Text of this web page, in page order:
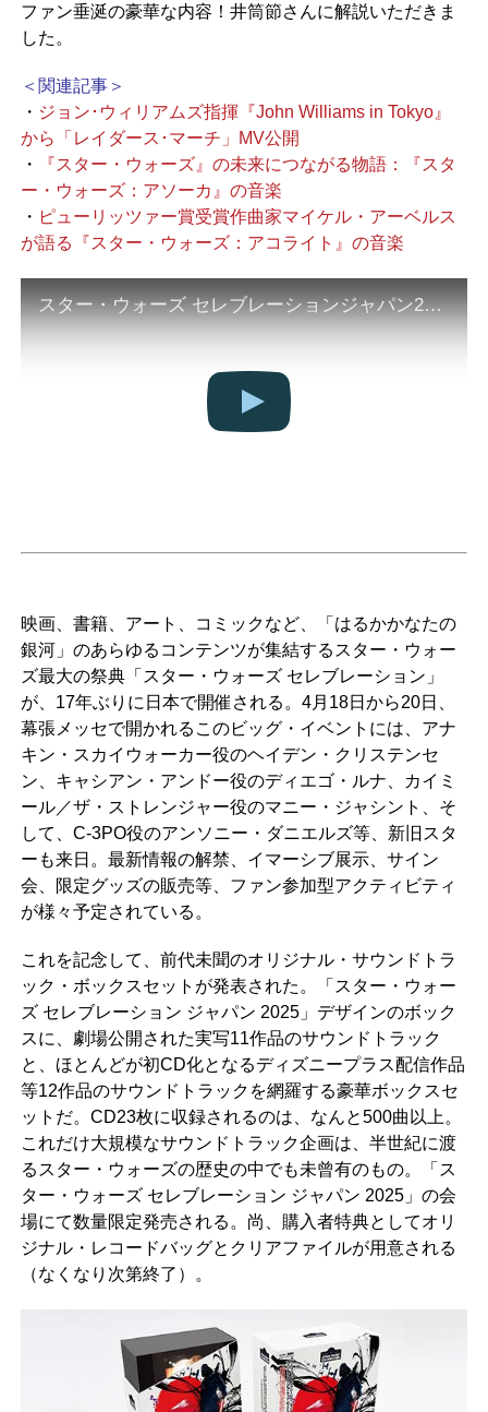
ファン垂涎の豪華な内容！井筒節さんに解説いただきま
した。
＜関連記事＞
・ ジョン･ウィリアムズ指揮『John Williams in Tokyo』
から「レイダース･マーチ」MV公開
・
『スター・ウォーズ』の未来につながる物語：『スタ
ー・ウォーズ：アソーカ』の音楽
・ ピューリッツァー賞受賞作曲家マイケル・アーベルス
が語る『スター・ウォーズ：アコライト』の音楽
スター・ウォーズ セレブレーションジャパン2025／チケット発売記念｜特別動画
映画、書籍、アート、コミックなど、「はるかかなたの
銀河」のあらゆるコンテンツが集結するスター・ウォー
ズ最大の祭典「スター・ウォーズ セレブレーション」
が、17年ぶりに日本で開催される。4月18日から20日、
幕張メッセで開かれるこのビッグ・イベントには、アナ
キン・スカイウォーカー役のヘイデン・クリステンセ
ン、キャシアン・アンドー役のディエゴ・ルナ、カイミ
ール／ザ・ストレンジャー役のマニー・ジャシント、そ
して、C-3PO役のアンソニー・ダニエルズ等、新旧スタ
ーも来日。最新情報の解禁、イマーシブ展示、サイン
会、限定グッズの販売等、ファン参加型アクティビティ
が様々予定されている。
これを記念して、前代未聞のオリジナル・サウンドトラ
ック・ボックスセットが発表された。「スター・ウォー
ズ セレブレーション ジャパン 2025」デザインのボック
スに、劇場公開された実写11作品のサウンドトラック
と、ほとんどが初CD化となるディズニープラス配信作品
等12作品のサウンドトラックを網羅する豪華ボックスセ
ットだ。CD23枚に収録されるのは、なんと500曲以上。
これだけ大規模なサウンドトラック企画は、半世紀に渡
るスター・ウォーズの歴史の中でも未曾有のもの。「ス
ター・ウォーズ セレブレーション ジャパン 2025」の会
場にて数量限定発売される。尚、購入者特典としてオリ
ジナル・レコードバッグとクリアファイルが用意される
（なくなり次第終了）。